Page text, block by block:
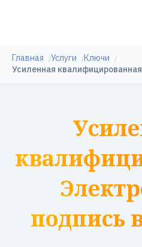
Главная Услуги
Ключи
Усиленная
подпись